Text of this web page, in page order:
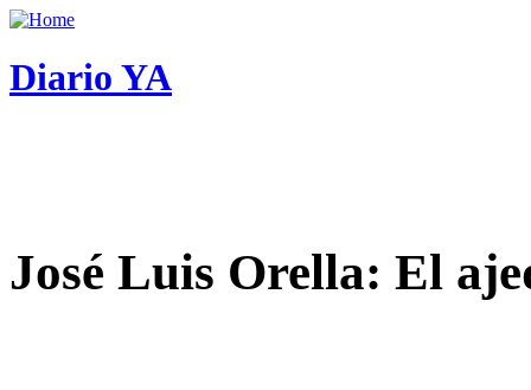
Diario YA
José Luis Orella: El